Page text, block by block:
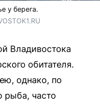
у берега.
Владивостока
обитателя.
однако, по
рыба, часто